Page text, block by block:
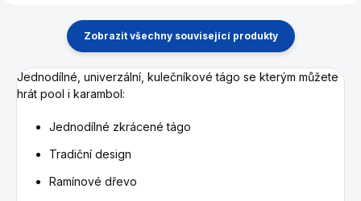
Zobrazit všechny související produkty
Jednodílné, univerzální, kulečníkové tágo se kterým můžete
hrát pool i karambol:
Jednodílné zkrácené tágo
Tradiční design
Ramínové dřevo